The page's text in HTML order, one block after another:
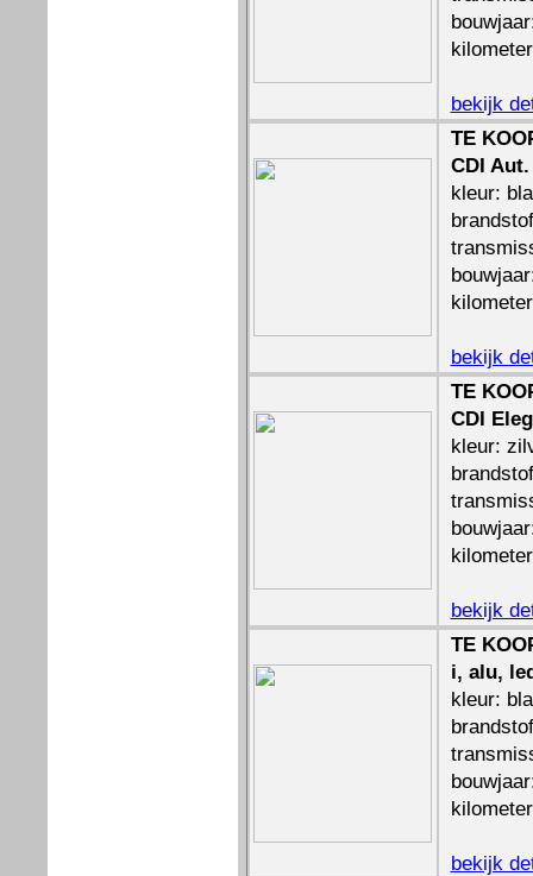
bekijk
TE
CDI Aut.
kleur:
bekijk
TE
CDI
kleur:
bekijk
TE
i, alu,
kleur:
bekijk